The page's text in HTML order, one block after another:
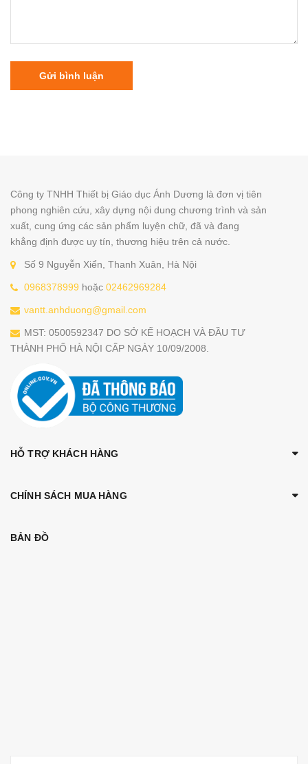
Gửi bình luận
Công ty TNHH Thiết bị Giáo dục Ánh Dương là đơn vị tiên
phong nghiên cứu, xây dựng nội dung chương trình và sản
xuất, cung ứng các sản phẩm luyện chữ, đã và đang
khẳng định được uy tín, thương hiệu trên cả nước.
Số 9 Nguyễn Xiển, Thanh Xuân, Hà Nội
0968378999 hoặc 02462969284
vantt.anhduong@gmail.com
MST: 0500592347 DO SỞ KẾ HOẠCH VÀ ĐẦU TƯ
THÀNH PHỐ HÀ NỘI CẤP NGÀY 10/09/2008.
HỖ TRỢ KHÁCH HÀNG
CHÍNH SÁCH MUA HÀNG
BẢN ĐỒ